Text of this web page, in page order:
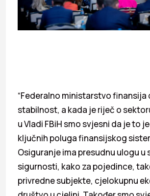
“Federalno ministarstvo finansija
stabilnost, a kada je riječ o
u Vladi FBiH smo svjesni da je to
ključnih poluga finansijskog
Osiguranje ima presudnu ulogu u
sigurnosti, kako za pojedince,
privredne subjekte, cjelokupnu